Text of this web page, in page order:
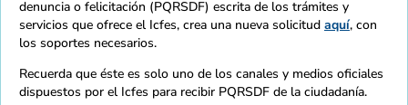
denuncia o felicitación (PQRSDF) escrita de los trámites y
servicios que ofrece el Icfes, crea una nueva solicitud aquí, con
los soportes necesarios.
Recuerda que éste es solo uno de los canales y medios oficiales
dispuestos por el Icfes para recibir PQRSDF de la ciudadanía.